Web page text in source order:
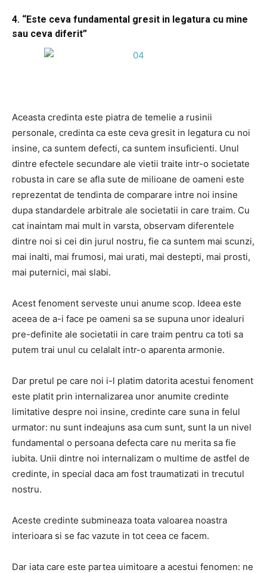
4. “Este ceva fundamental gresit in legatura cu mine
sau ceva diferit”
Aceasta credinta este piatra de temelie a rusinii
personale, credinta ca este ceva gresit in legatura cu noi
insine, ca suntem defecti, ca suntem insuficienti. Unul
dintre efectele secundare ale vietii traite intr-o societate
robusta in care se afla sute de milioane de oameni este
reprezentat de tendinta de comparare intre noi insine
dupa standardele arbitrale ale societatii in care traim. Cu
cat inaintam mai mult in varsta, observam diferentele
dintre noi si cei din jurul nostru, fie ca suntem mai scunzi,
mai inalti, mai frumosi, mai urati, mai destepti, mai prosti,
mai puternici, mai slabi.
Acest fenoment serveste unui anume scop. Ideea este
aceea de a-i face pe oameni sa se supuna unor idealuri
pre-definite ale societatii in care traim pentru ca toti sa
putem trai unul cu celalalt intr-o aparenta armonie.
Dar pretul pe care noi i-l platim datorita acestui fenoment
este platit prin internalizarea unor anumite credinte
limitative despre noi insine, credinte care suna in felul
urmator: nu sunt indeajuns asa cum sunt, sunt la un nivel
fundamental o persoana defecta care nu merita sa fie
iubita. Unii dintre noi internalizam o multime de astfel de
credinte, in special daca am fost traumatizati in trecutul
nostru.
Aceste credinte submineaza toata valoarea noastra
interioara si se fac vazute in tot ceea ce facem.
Dar iata care este partea uimitoare a acestui fenomen: ne